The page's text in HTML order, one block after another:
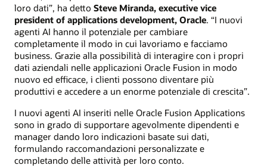
loro dati”, ha detto Steve Miranda, executive vice
president of applications development, Oracle. “I nuovi
agenti AI hanno il potenziale per cambiare
completamente il modo in cui lavoriamo e facciamo
business. Grazie alla possibilità di interagire con i propri
dati aziendali nelle applicazioni Oracle Fusion in modo
nuovo ed efficace, i clienti possono diventare più
produttivi e accedere a un enorme potenziale di crescita”.
I nuovi agenti AI inseriti nelle Oracle Fusion Applications
sono in grado di supportare agevolmente dipendenti e
manager dando loro indicazioni basate sui dati,
formulando raccomandazioni personalizzate e
completando delle attività per loro conto.